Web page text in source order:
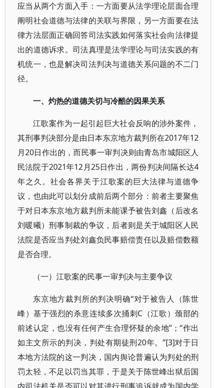
应当从两个方面入手：一方面要从法学理论层面合理
阐明社会道德与法律的关联与界限，另一方面要在法
律方法层面正确回答司法实践如何落实社会向法律提
出的道德诉求。司法真理是法学理论与司法实践的有
机统一，也是解决司法判决与道德关系问题的不二门
径。
一、灼热的道德关切与冷酷的因果关系
江歌案作为一起引起巨大社会反响的涉外案件，
其刑事判决部分是由日本东京地方裁判所在2017年12
月20日作出的，而民事一审判决则由青岛市城阳区人
民法院于2021年12月25日作出，两份判决间隔长达4
年之久。社会各界关于江歌案的巨大法律与道德争
议，也由此可以划分成前后两个部分：前者主要聚焦
于对日本东京地方裁判所未能课予被告刘鑫（后改名
刘暖曦）刑事制裁的争议，后者则是关于城阳区人民
法院是否应当判处刘鑫负民事赔偿责任以及赔偿数额
是否合理。
（一）江歌案的民事一审判决与主要争议
东京地方裁判所的判决明确“对于被告人（陈世
峰）基于强烈的杀意连续多次捅刺C（江歌）颈部的
前述认定，也没有任何产生合理怀疑的余地”；“作出
如主文所示的判决，判处有期徒刑20年。”[3]对于日
本地方法院的这一判决，国内舆论普遍认为判处的刑
罚太轻，不足以罚当其罪，于是关于陈世峰出狱后国